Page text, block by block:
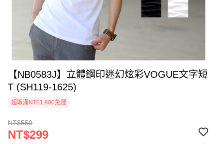
【NB0583J】立體鋼印迷幻炫彩VOGUE文字短
T (SH119-1625)
超取滿NT$1,800免運
NT$550
NT$299